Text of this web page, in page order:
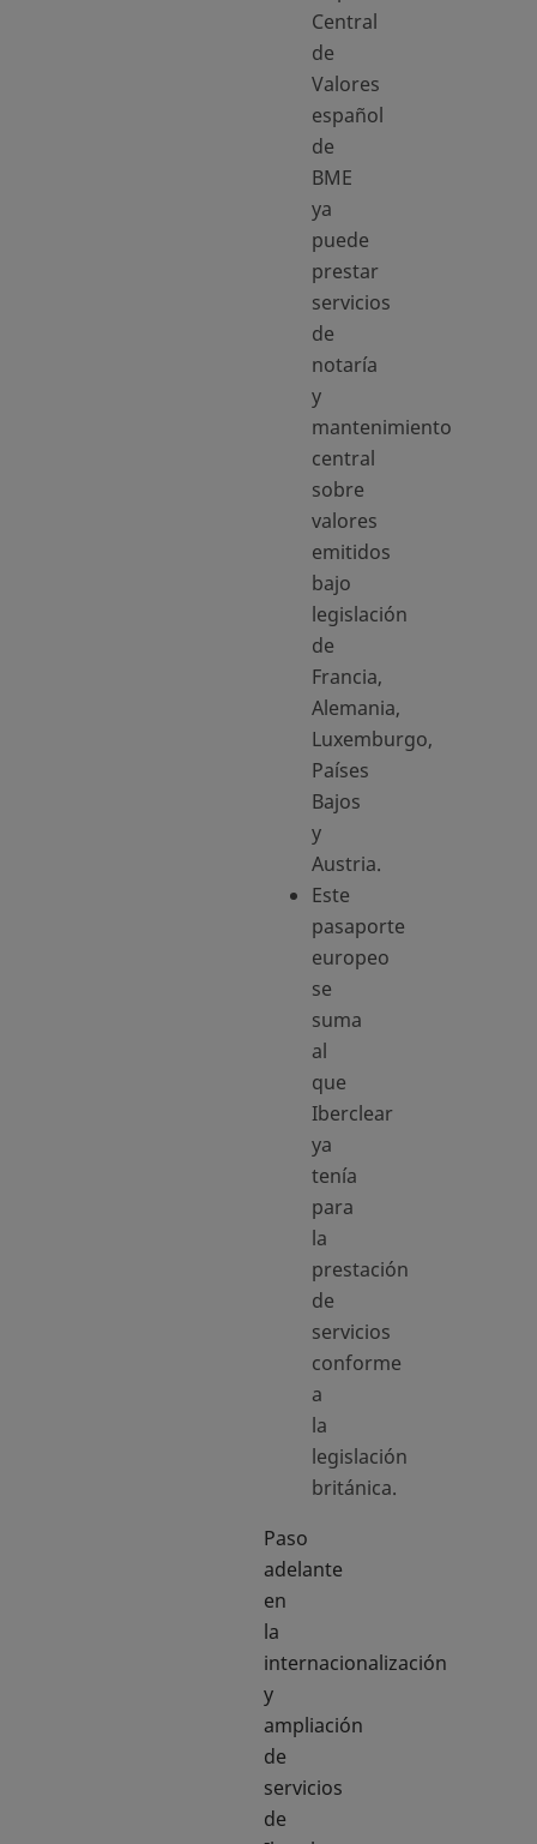
Central
de
Valores
español
de
BME
ya
puede
prestar
servicios
de
notaría
y
mantenimiento
central
sobre
valores
emitidos
bajo
legislación
de
Francia,
Alemania,
Luxemburgo,
Países
Bajos
y
Austria.
Este
pasaporte
europeo
se
suma
al
que
Iberclear
ya
tenía
para
la
prestación
de
servicios
conforme
a
la
legislación
británica.
Paso
adelante
en
la
internacionalización
y
ampliación
de
servicios
de